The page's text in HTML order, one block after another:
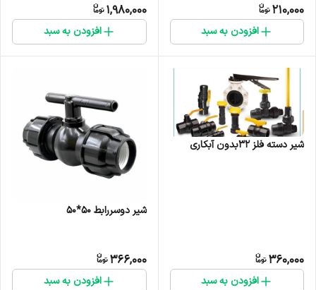
210,000
افزودن به سبد
1,980,000
افزودن به سبد
شیر دسته فلز 32بدون آبکاری
360,000
افزودن به سبد
شیر دوسررابط ۵۰*۵۰
366,000
افزودن به سبد